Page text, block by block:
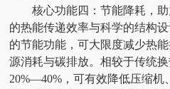
核心功能四：节能降耗，助
的热能传递效率与科学的结构
的节能功能，可大限度减少热
源消耗与碳排放。相较于传统
20%—40%，可有效降低压缩机